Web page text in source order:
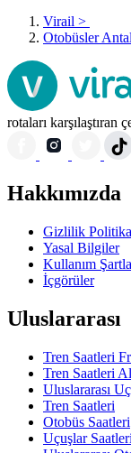
Virail >
Otobüsler
rotaları
Hakkımızda
Gizlilik
Yasal Bilgiler
Kullanım
İçgörüler
Uluslararası
Tren Saatleri
Tren Saatleri
Uluslararası
Tren Saatleri
Otobüs Saatleri
Uçuşlar Saatleri